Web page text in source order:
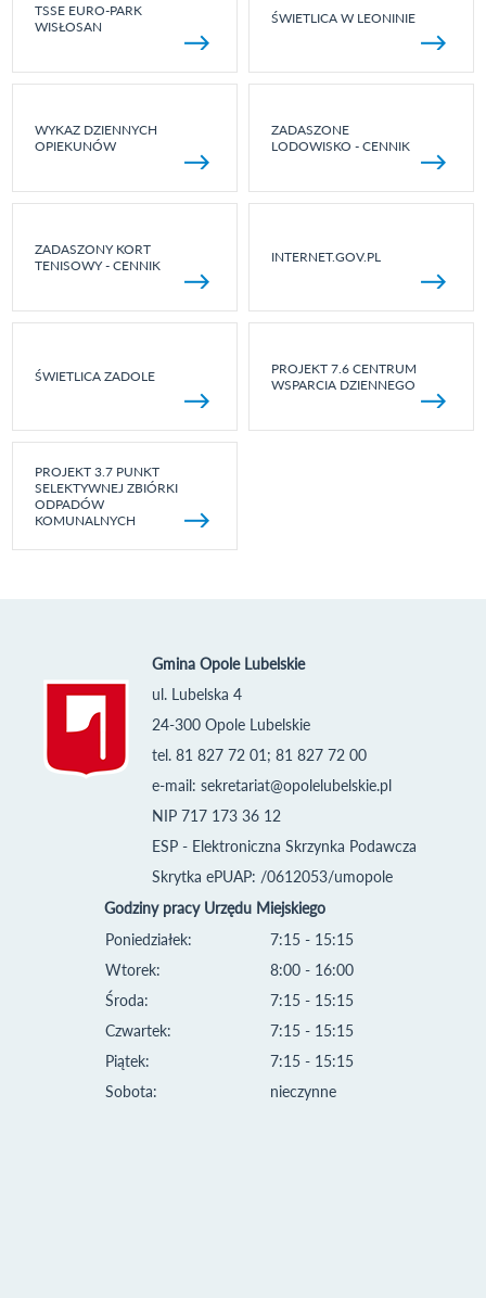
TSSE EURO-PARK
WISŁOSAN
ŚWIETLICA W LEONINIE
WYKAZ DZIENNYCH
OPIEKUNÓW
ZADASZONE
LODOWISKO - CENNIK
ZADASZONY KORT
TENISOWY - CENNIK
INTERNET.GOV.PL
ŚWIETLICA ZADOLE
PROJEKT 7.6 CENTRUM
WSPARCIA DZIENNEGO
PROJEKT 3.7 PUNKT
SELEKTYWNEJ ZBIÓRKI
ODPADÓW
KOMUNALNYCH
Gmina Opole Lubelskie
ul. Lubelska 4
24-300 Opole Lubelskie
tel. 81 827 72 01; 81 827 72 00
e-mail: sekretariat@opolelubelskie.pl
NIP 717 173 36 12
ESP - Elektroniczna Skrzynka Podawcza
Skrytka ePUAP: /0612053/umopole
Godziny pracy Urzędu Miejskiego
Poniedziałek:
Wtorek:
Środa:
Czwartek:
Piątek:
Sobota:
7:15 - 15:15
8:00 - 16:00
7:15 - 15:15
7:15 - 15:15
7:15 - 15:15
nieczynne